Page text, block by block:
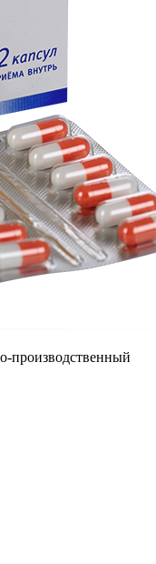
производственный